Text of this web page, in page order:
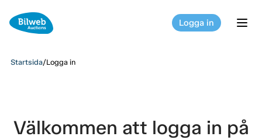
Logga in
Startsida/Logga in
Välkommen att logga in på